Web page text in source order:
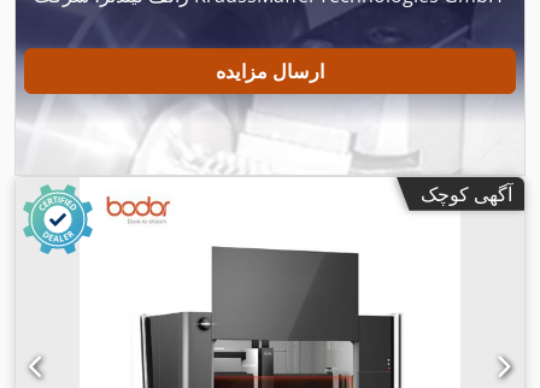
ارسال مزایده
آگهی کوچک